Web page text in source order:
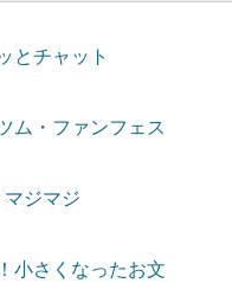
とチャット
ム・ファンフェス
マジマジ
小さくなったお文